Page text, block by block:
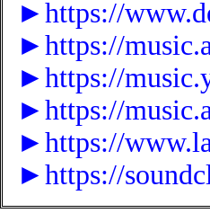
►https://
►https://
►https://
►https://
►https://
►https://